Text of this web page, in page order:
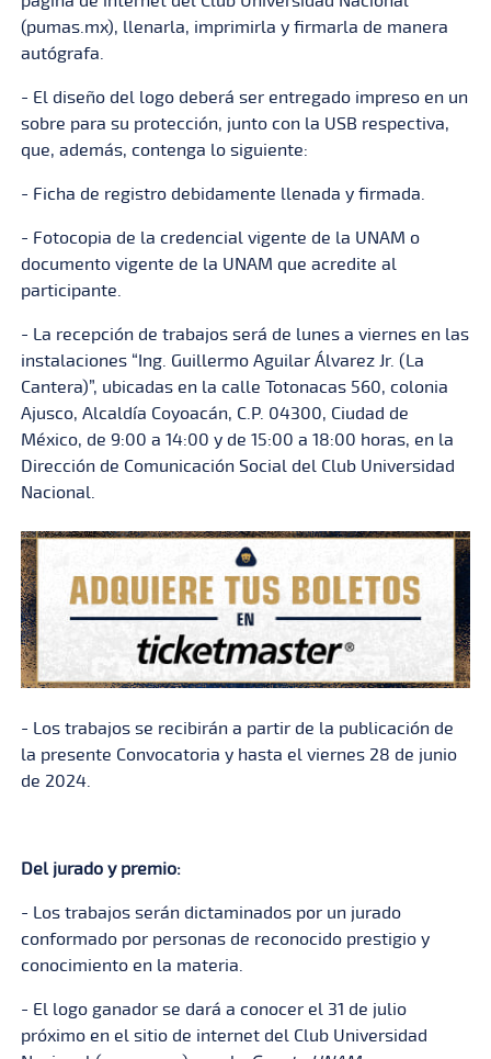
(pumas.mx), llenarla, imprimirla y firmarla de manera
autógrafa.
- El diseño del logo deberá ser entregado impreso en un
sobre para su protección, junto con la USB respectiva,
que, además, contenga lo siguiente:
- Ficha de registro debidamente llenada y firmada.
- Fotocopia de la credencial vigente de la UNAM o
documento vigente de la UNAM que acredite al
participante.
- La recepción de trabajos será de lunes a viernes en las
instalaciones “Ing. Guillermo Aguilar Álvarez Jr. (La
Cantera)”, ubicadas en la calle Totonacas 560, colonia
Ajusco, Alcaldía Coyoacán, C.P. 04300, Ciudad de
México, de 9:00 a 14:00 y de 15:00 a 18:00 horas, en la
Dirección de Comunicación Social del Club Universidad
Nacional.
- Los trabajos se recibirán a partir de la publicación de
la presente Convocatoria y hasta el viernes 28 de junio
de 2024.
Del jurado y premio:
- Los trabajos serán dictaminados por un jurado
conformado por personas de reconocido prestigio y
conocimiento en la materia.
- El logo ganador se dará a conocer el 31 de julio
próximo en el sitio de internet del Club Universidad